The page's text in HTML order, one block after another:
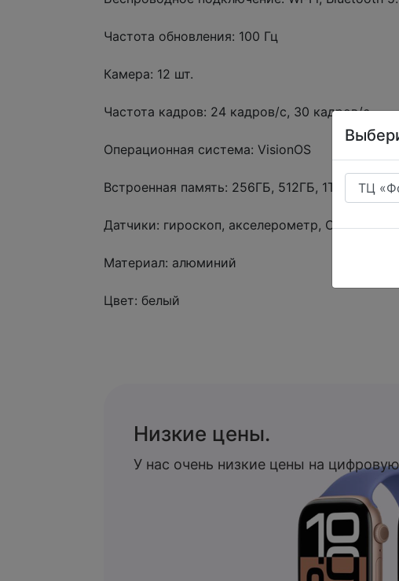
Частота обновления: 100 Гц
Камера: 12 шт.
Частота кадров: 24 кадров/с, 30 кадров/с
Операционная система: VisionOS
Встроенная память: 256ГБ, 512ГБ, 1ТБ
Датчики: гироскоп, акселерометр, Сканер
Материал: алюминий
Цвет: белый
Низкие цены.
У нас очень низкие цены на